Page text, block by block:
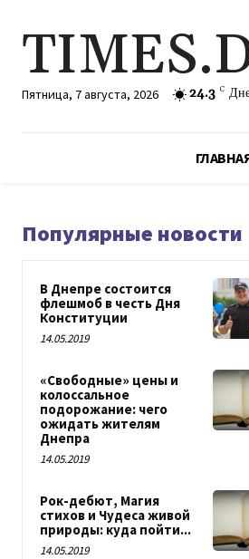
Пятница, 7 августа, 2026 24.3 C
Популярные новости
В Днепре состоится
флешмоб в честь Дня
Конституции
14.05.2019
«Свободные» цены и
колоссальное
подорожание: чего
ожидать жителям
Днепра
14.05.2019
Рок-дебют, Магия
стихов и Чудеса живой
природы: куда пойти...
14.05.2019